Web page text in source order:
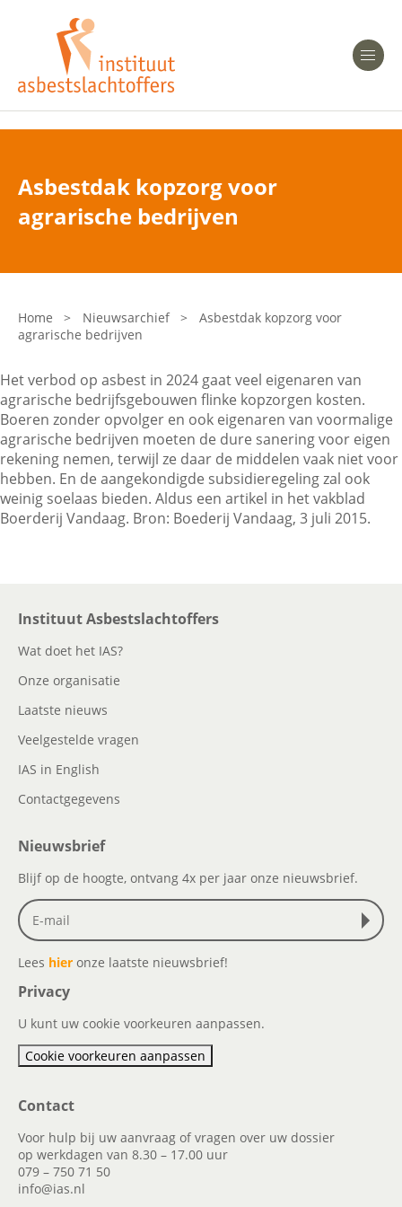
Heeft u Mesothelioom?
Heeft u Asbestose?
Bent u arts?
Asbest en Gezondheid
Laatste nieuws
Onze organisatie
Veelgestelde vragen
Contactgegevens
Zoeken
Asbestdak kopzorg voor
agrarische bedrijven
Home > Nieuwsarchief >
Asbestdak kopzorg voor
agrarische bedrijven
Het verbod op asbest in 2024 gaat veel eigenaren van
agrarische bedrijfsgebouwen flinke kopzorgen kosten.
Boeren zonder opvolger en ook eigenaren van voormalige
agrarische bedrijven moeten de dure sanering voor eigen
rekening nemen, terwijl ze daar de middelen vaak niet voor
hebben. En de aangekondigde subsidieregeling zal ook
weinig soelaas bieden. Aldus een artikel in het vakblad
Boerderij Vandaag. Bron: Boederij Vandaag, 3 juli 2015.
Instituut Asbestslachtoffers
Wat doet het IAS?
Onze organisatie
Laatste nieuws
Veelgestelde vragen
IAS in English
Contactgegevens
Nieuwsbrief
Blijf op de hoogte, ontvang 4x per jaar onze nieuwsbrief.
Lees hier onze laatste nieuwsbrief!
Privacy
U kunt uw cookie voorkeuren aanpassen.
Cookie voorkeuren aanpassen
Contact
Voor hulp bij uw aanvraag of vragen over uw dossier
op werkdagen van 8.30 – 17.00 uur
079 – 750 71 50
info@ias.nl